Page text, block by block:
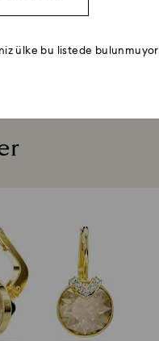
ülke bu listede bulunmuyor